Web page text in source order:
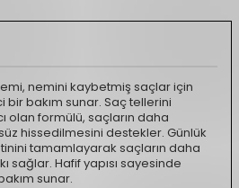
nemini kaybetmiş saçlar için
bir bakım sunar. Saç tellerini
olan formülü, saçların daha
hissedilmesini destekler. Günlük
tamamlayarak saçların daha
sağlar. Hafif yapısı sayesinde
sunar.